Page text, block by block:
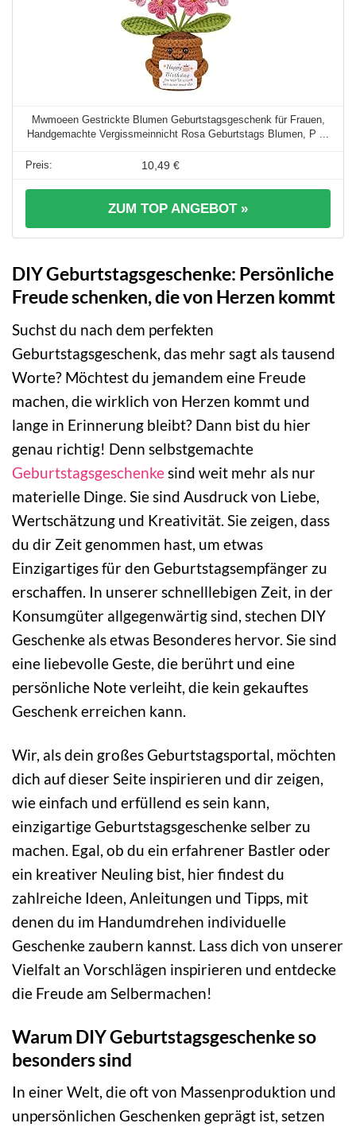
Mwmoeen Gestrickte Blumen Geburtstagsgeschenk für Frauen,
Handgemachte Vergissmeinnicht Rosa Geburtstags Blumen, P ...
10,49 €
ZUM TOP ANGEBOT »
DIY Geburtstagsgeschenke: Persönliche
Freude schenken, die von Herzen kommt
Suchst du nach dem perfekten
Geburtstagsgeschenk, das mehr sagt als tausend
Worte? Möchtest du jemandem eine Freude
machen, die wirklich von Herzen kommt und
lange in Erinnerung bleibt? Dann bist du hier
genau richtig! Denn selbstgemachte
Geburtstagsgeschenkesind weit mehr als nur
materielle Dinge. Sie sind Ausdruck von Liebe,
Wertschätzung und Kreativität. Sie zeigen, dass
du dir Zeit genommen hast, um etwas
Einzigartiges für den Geburtstagsempfänger zu
erschaffen. In unserer schnelllebigen Zeit, in der
Konsumgüter allgegenwärtig sind, stechen DIY
Geschenke als etwas Besonderes hervor. Sie sind
eine liebevolle Geste, die berührt und eine
persönliche Note verleiht, die kein gekauftes
Geschenk erreichen kann.
Wir, als dein großes Geburtstagsportal, möchten
dich auf dieser Seite inspirieren und dir zeigen,
wie einfach und erfüllend es sein kann,
einzigartige Geburtstagsgeschenke selber zu
machen. Egal, ob du ein erfahrener Bastler oder
ein kreativer Neuling bist, hier findest du
zahlreiche Ideen, Anleitungen und Tipps, mit
denen du im Handumdrehen individuelle
Geschenke zaubern kannst. Lass dich von unserer
Vielfalt an Vorschlägen inspirieren und entdecke
die Freude am Selbermachen!
Warum DIY Geburtstagsgeschenke so
besonders sind
In einer Welt, die oft von Massenproduktion und
unpersönlichen Geschenken geprägt ist, setzen